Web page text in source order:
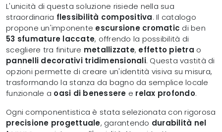
L'unicità di questa soluzione risiede nella sua
straordinaria flessibilità compositiva. Il catalogo
propone un'imponente escursione cromatic di ben
53 sfumature laccate, offrendo la possibilità di
scegliere tra finiture metallizzate, effetto pietra o
pannelli decorativi tridimensionali. Questa vastità di
opzioni permette di creare un'identità visiva su misura,
trasformando la stanza da bagno da semplice locale
funzionale a oasi di benessere e relax profondo.
Ogni componentistica è stata selezionata con rigorosa
precisione progettuale, garantendo durabilità nel